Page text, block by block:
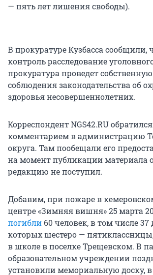
— пять лет лишения свободы).
В прокуратуре Кузбасса сообщили,
контроль расследование
прокуратура проведет
соблюдения законодательства об
здоровья несовершеннолетних.
Корреспондент NGS42.RU
комментарием в администрацию
округа. Там пообещали его
на момент публикации материала
редакцию не поступил.
Добавим, при пожаре в
центре «Зимняя вишня» 25 марта
погибли 60 человек, в том числе 37
которых шестеро —
в школе в поселке Трещевском. В
образовательном учреждении
установили мемориальную доску,